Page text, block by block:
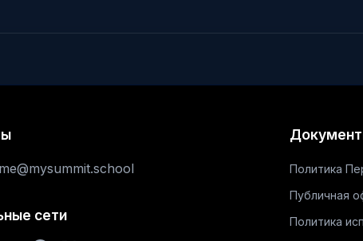
сети
Политика
Публичная
Политика